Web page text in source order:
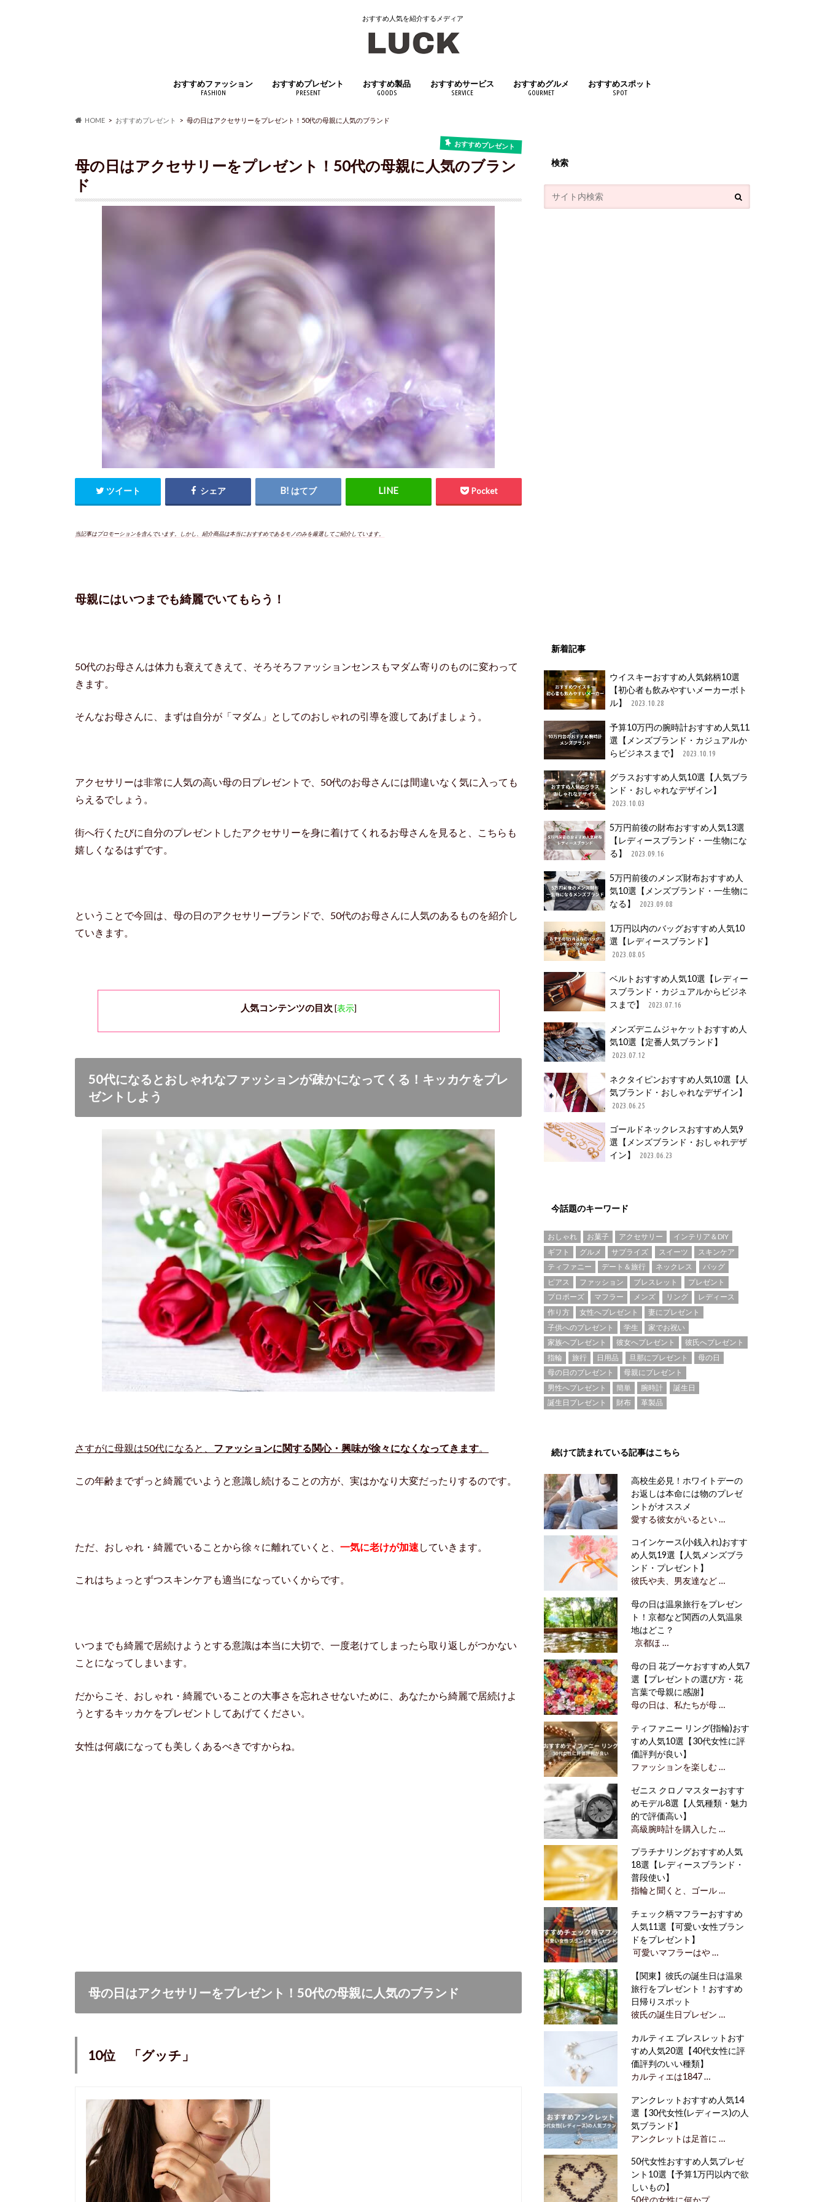
おすすめ人気を紹介するメディア
おすすめファッション
FASHION
おすすめプレゼント
PRESENT
おすすめ製品
GOODS
おすすめサービス
SERVICE
おすすめグルメ
GOURMET
おすすめスポット
SPOT
HOME おすすめプレゼント 母の日はアクセサリーをプレゼント！50代の母親に人気のブランド
おすすめプレゼント
母の日はアクセサリーをプレゼント！50代の母親に人気のブラン
ド
ツイート シェア はてブ Pocket
当記事はプロモーションを含んでいます。しかし、紹介商品は本当におすすめであるモノのみを厳選してご紹介しています。
母親にはいつまでも綺麗でいてもらう！
50代のお母さんは体力も衰えてきえて、そろそろファッションセンスもマダム寄りのものに変わって
きます。
そんなお母さんに、まずは自分が「マダム」としてのおしゃれの引導を渡してあげましょう。
アクセサリーは非常に人気の高い母の日プレゼントで、50代のお母さんには間違いなく気に入っても
らえるでしょう。
街へ行くたびに自分のプレゼントしたアクセサリーを身に着けてくれるお母さんを見ると、こちらも
嬉しくなるはずです。
ということで今回は、母の日のアクセサリーブランドで、50代のお母さんに人気のあるものを紹介し
ていきます。
人気コンテンツの目次 [表示]
50代になるとおしゃれなファッションが疎かになってくる！キッカケをプレ
ゼントしよう
さすがに母親は50代になると、 ファッションに関する関心・興味が徐々になくなってきます。
この年齢までずっと綺麗でいようと意識し続けることの方が、実はかなり大変だったりするのです。
ただ、おしゃれ・綺麗でいることから徐々に離れていくと、 一気に老けが加速 していきます。
これはちょっとずつスキンケアも適当になっていくからです。
いつまでも綺麗で居続けようとする意識は本当に大切で、一度老けてしまったら取り返しがつかない
ことになってしまいます。
だからこそ、おしゃれ・綺麗でいることの大事さを忘れさせないために、あなたから綺麗で居続けよ
うとするキッカケをプレゼントしてあげてください。
女性は何歳になっても美しくあるべきですからね。
母の日はアクセサリーをプレゼント！50代の母親に人気のブランド
10位 「グッチ」
検索
新着記事
ウイスキーおすすめ人気銘柄10選
【初心者も飲みやすいメーカーボト
ル】
2023.10.28
予算10万円の腕時計おすすめ人気11
選【メンズブランド・カジュアルか
らビジネスまで】
2023.10.19
グラスおすすめ人気10選【人気ブラ
ンド・おしゃれなデザイン】
2023.10.03
5万円前後の財布おすすめ人気13選
【レディースブランド・一生物にな
る】
2023.09.16
5万円前後のメンズ財布おすすめ人
気10選【メンズブランド・一生物に
なる】
2023.09.08
1万円以内のバッグおすすめ人気10
選【レディースブランド】
2023.08.05
ベルトおすすめ人気10選【レディー
スブランド・カジュアルからビジネ
スまで】
2023.07.16
メンズデニムジャケットおすすめ人
気10選【定番人気ブランド】
2023.07.12
ネクタイピンおすすめ人気10選【人
気ブランド・おしゃれなデザイン】
2023.06.25
ゴールドネックレスおすすめ人気9
選【メンズブランド・おしゃれデザ
イン】
2023.06.23
今話題のキーワード
おしゃれ お菓子 アクセサリー
インテリア＆DIY
ギフト
グルメ サプライズ スイーツ
スキンケア
ティファニー
デート＆旅行 ネックレス
バッグ
ピアス
ファッション ブレスレット
プレゼント
プロポーズ
マフラー メンズ リング
レディース
作り方
女性へプレゼント
妻にプレゼント
子供へのプレゼント
学生
家でお祝い
家族へプレゼント
彼女へプレゼント
彼氏へプレゼント
指輪
旅行 日用品 旦那にプレゼント
母の日
母の日のプレゼント
母親にプレゼント
男性へプレゼント
簡単 腕時計
誕生日
誕生日プレゼント
財布 革製品
続けて読まれている記事はこちら
高校生必見！ホワイトデーの
お返しは本命には物のプレゼ
ントがオススメ
愛する彼女がいるとい …
コインケース(小銭入れ)おすす
め人気19選【人気メンズブラ
ンド・プレゼント】
彼氏や夫、男友達など …
母の日は温泉旅行をプレゼン
ト！京都など関西の人気温泉
地はどこ？
京都ほ …
母の日 花ブーケおすすめ人気7
選【プレゼントの選び方・花
言葉で母親に感謝】
母の日は、私たちが母 …
ティファニー リング(指輪)おす
すめ人気10選【30代女性に評
価評判が良い】
ファッションを楽しむ …
ゼニス クロノマスターおすす
めモデル8選【人気種類・魅力
的で評価高い】
高級腕時計を購入した …
プラチナリングおすすめ人気
18選【レディースブランド・
普段使い】
指輪と聞くと、ゴール …
チェック柄マフラーおすすめ
人気11選【可愛い女性ブラン
ドをプレゼント】
可愛いマフラーはや …
【関東】彼氏の誕生日は温泉
旅行をプレゼント！おすすめ
日帰りスポット
彼氏の誕生日プレゼン …
カルティエ ブレスレットおす
すめ人気20選【40代女性に評
価評判のいい種類】
カルティエは1847 …
アンクレットおすすめ人気14
選【30代女性(レディース)の人
気ブランド】
アンクレットは足首に …
50代女性おすすめ人気プレゼ
ント10選【予算1万円以内で欲
しいもの】